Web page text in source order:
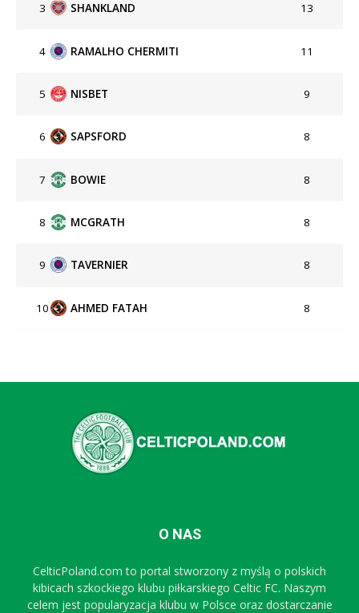
3 SHANKLAND 13
4 RAMALHO CHERMITI 11
5 NISBET 9
6 SAPSFORD 8
7 BOWIE 8
8 MCGRATH 8
9 TAVERNIER 8
10 AHMED FATAH 8
O NAS
CelticPoland.com to portal stworzony z myślą o polskich
kibicach szkockiego klubu piłkarskiego Celtic FC. Naszym
celem jest popularyzacja klubu w Polsce oraz dostarczanie